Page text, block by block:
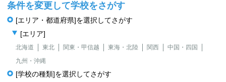
条件を変更して学校をさがす
[エリア・都道府県]を選択してさがす
[エリア]
北海道 東北 関東・甲信越 東海・北陸 関西
中国・四国
九州・沖縄
[学校の種類]を選択してさがす